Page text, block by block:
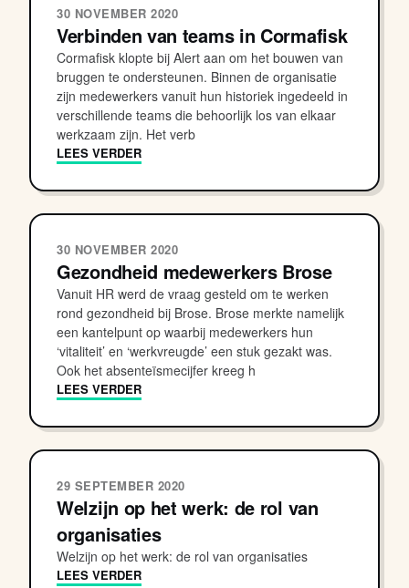
30 NOVEMBER 2020
Verbinden van teams in Cormafisk
Cormafisk klopte bij Alert aan om het bouwen van
bruggen te ondersteunen. Binnen de organisatie
zijn medewerkers vanuit hun historiek ingedeeld in
verschillende teams die behoorlijk los van elkaar
werkzaam zijn. Het verb
LEES VERDER
30 NOVEMBER 2020
Gezondheid medewerkers Brose
Vanuit HR werd de vraag gesteld om te werken
rond gezondheid bij Brose. Brose merkte namelijk
een kantelpunt op waarbij medewerkers hun
‘vitaliteit’ en ‘werkvreugde’ een stuk gezakt was.
Ook het absenteïsmecijfer kreeg h
LEES VERDER
29 SEPTEMBER 2020
Welzijn op het werk: de rol van
organisaties
Welzijn op het werk: de rol van organisaties
LEES VERDER